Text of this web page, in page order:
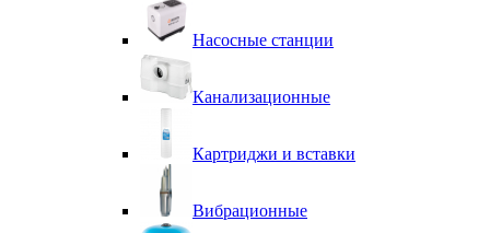
Насосные станции
Канализационные
Картриджи и вставки
Вибрационные